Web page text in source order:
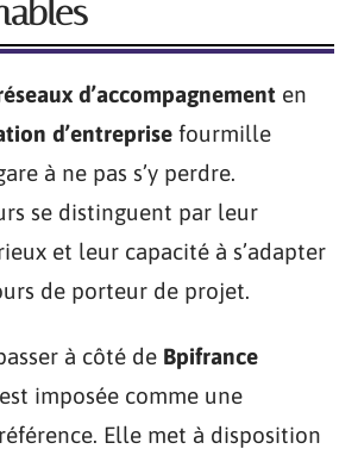
d’accompagnement en
d’entreprise fourmille
à ne pas s’y perdre.
se distinguent par leur
et leur capacité à s’adapter
de porteur de projet.
à côté de Bpifrance
imposée comme une
Elle met à disposition